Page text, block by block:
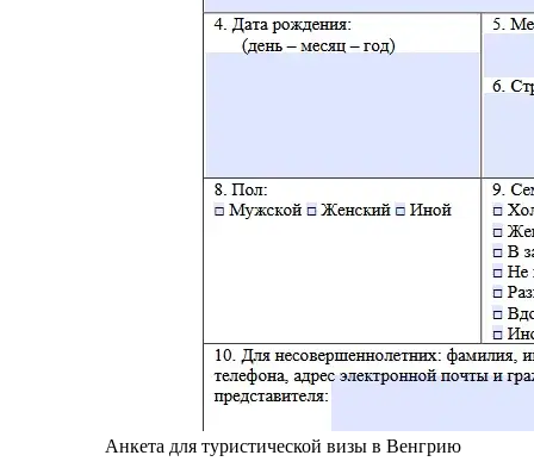
Анкета для туристической визы в Венгрию